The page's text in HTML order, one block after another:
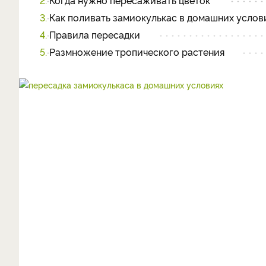
3. Как поливать замиокулькас в домашних
4. Правила пересадки
5. Размножение тропического растения